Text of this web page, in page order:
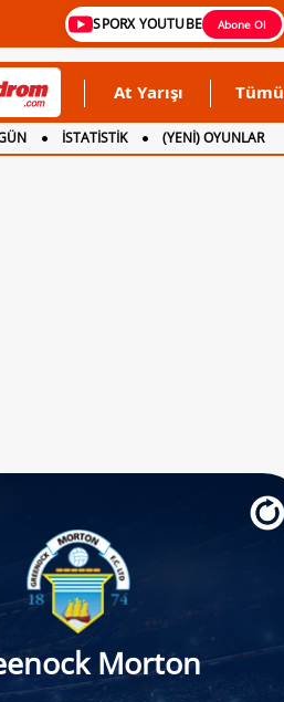
SPORX YOUTUBE Abone Ol
At Yarışı Tümü
İSTATİSTİK
(YENİ) OYUNLAR
Morton